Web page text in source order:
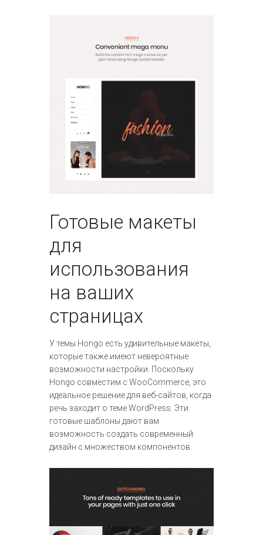
Готовые макеты
для
использования
на ваших
страницах
У темы Hongo есть удивительные макеты,
которые также имеют невероятные
возможности настройки. Поскольку
Hongo совместим с WooCommerce, это
идеальное решение для веб-сайтов, когда
речь заходит о теме WordPress. Эти
готовые шаблоны дают вам
возможность создать современный
дизайн с множеством компонентов.